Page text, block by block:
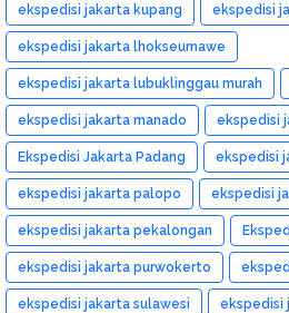
ekspedisi jakarta kupang ekspedisi
ekspedisi jakarta lhokseumawe
ekspedisi jakarta lubuklinggau murah
ekspedisi jakarta manado ekspedisi
Ekspedisi Jakarta Padang ekspedisi
ekspedisi jakarta palopo ekspedisi
ekspedisi jakarta pekalongan
ekspedisi jakarta purwokerto
ekspedisi jakarta sulawesi ekspedisi